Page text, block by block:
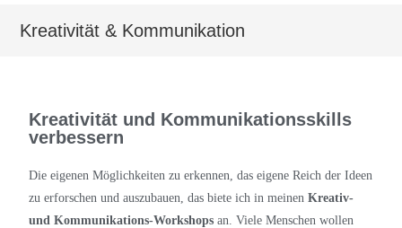
Kreativität & Kommunikation
Kreativität und Kommunikationsskills
verbessern
Die eigenen Möglichkeiten zu erkennen, das eigene Reich der Ideen
zu erforschen und auszubauen, das biete ich in meinenKreativ-
und Kommunikations-Workshops an. Viele Menschen wollen